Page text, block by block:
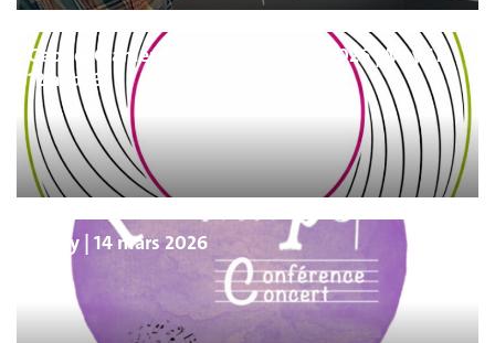
Gabriel Cramer Geometry Lectures 2026 | May 11,
12 and 13
π-Day | 14 mars 2026